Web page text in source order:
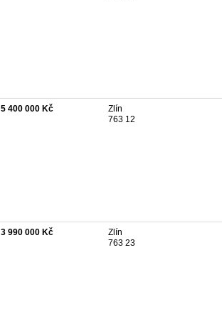
5 400 000 Kč
Zlín
763 12
3 990 000 Kč
Zlín
763 23